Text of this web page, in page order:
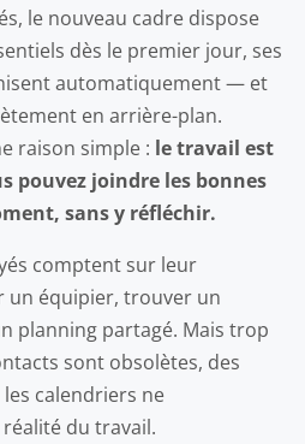
le nouveau cadre dispose
dès le premier jour, ses
automatiquement — et
en arrière-plan.
raison simple : le travail est
pouvez joindre les bonnes
sans y réfléchir.
comptent sur leur
un équipier, trouver un
planning partagé. Mais trop
sont obsolètes, des
calendriers ne
du travail.